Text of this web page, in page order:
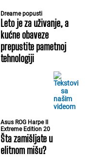
Dreame popusti
Leto je za uživanje, a
kućne obaveze
prepustite pametnoj
tehnologiji
Asus ROG Harpe II
Extreme Edition 20
Šta zamišljate u
elitnom mišu?